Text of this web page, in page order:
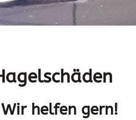
helfen gern!